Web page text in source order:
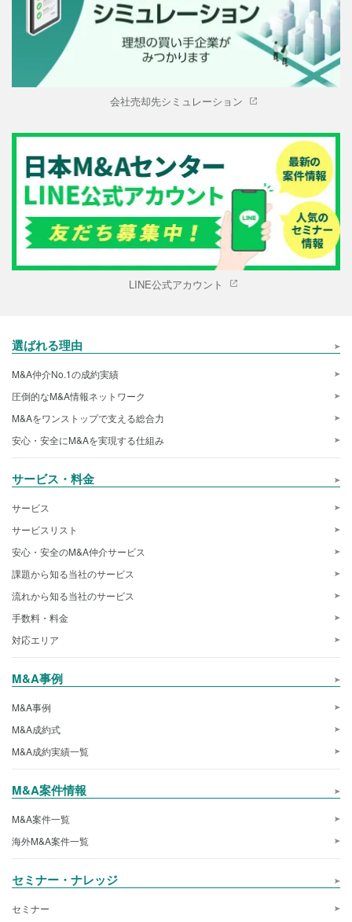
会社売却先シミュレーション
LINE公式アカウント
選ばれる理由
M&A仲介No.1の成約実績
圧倒的なM&A情報ネットワーク
M&Aをワンストップで支える総合力
安心・安全にM&Aを実現する仕組み
サービス・料金
サービス
サービスリスト
安心・安全のM&A仲介サービス
課題から知る当社のサービス
流れから知る当社のサービス
手数料・料金
対応エリア
M&A事例
M&A事例
M&A成約式
M&A成約実績一覧
M&A案件情報
M&A案件一覧
海外M&A案件一覧
セミナー・ナレッジ
セミナー